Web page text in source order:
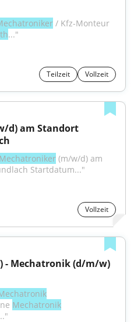
/ Kfz-Monteur
..."
Teilzeit Vollzeit
d) am Standort
Mechatroniker (m/w/d) am
Startdatum..."
Vollzeit
- Mechatronik (d/m/w)
Mechatronik